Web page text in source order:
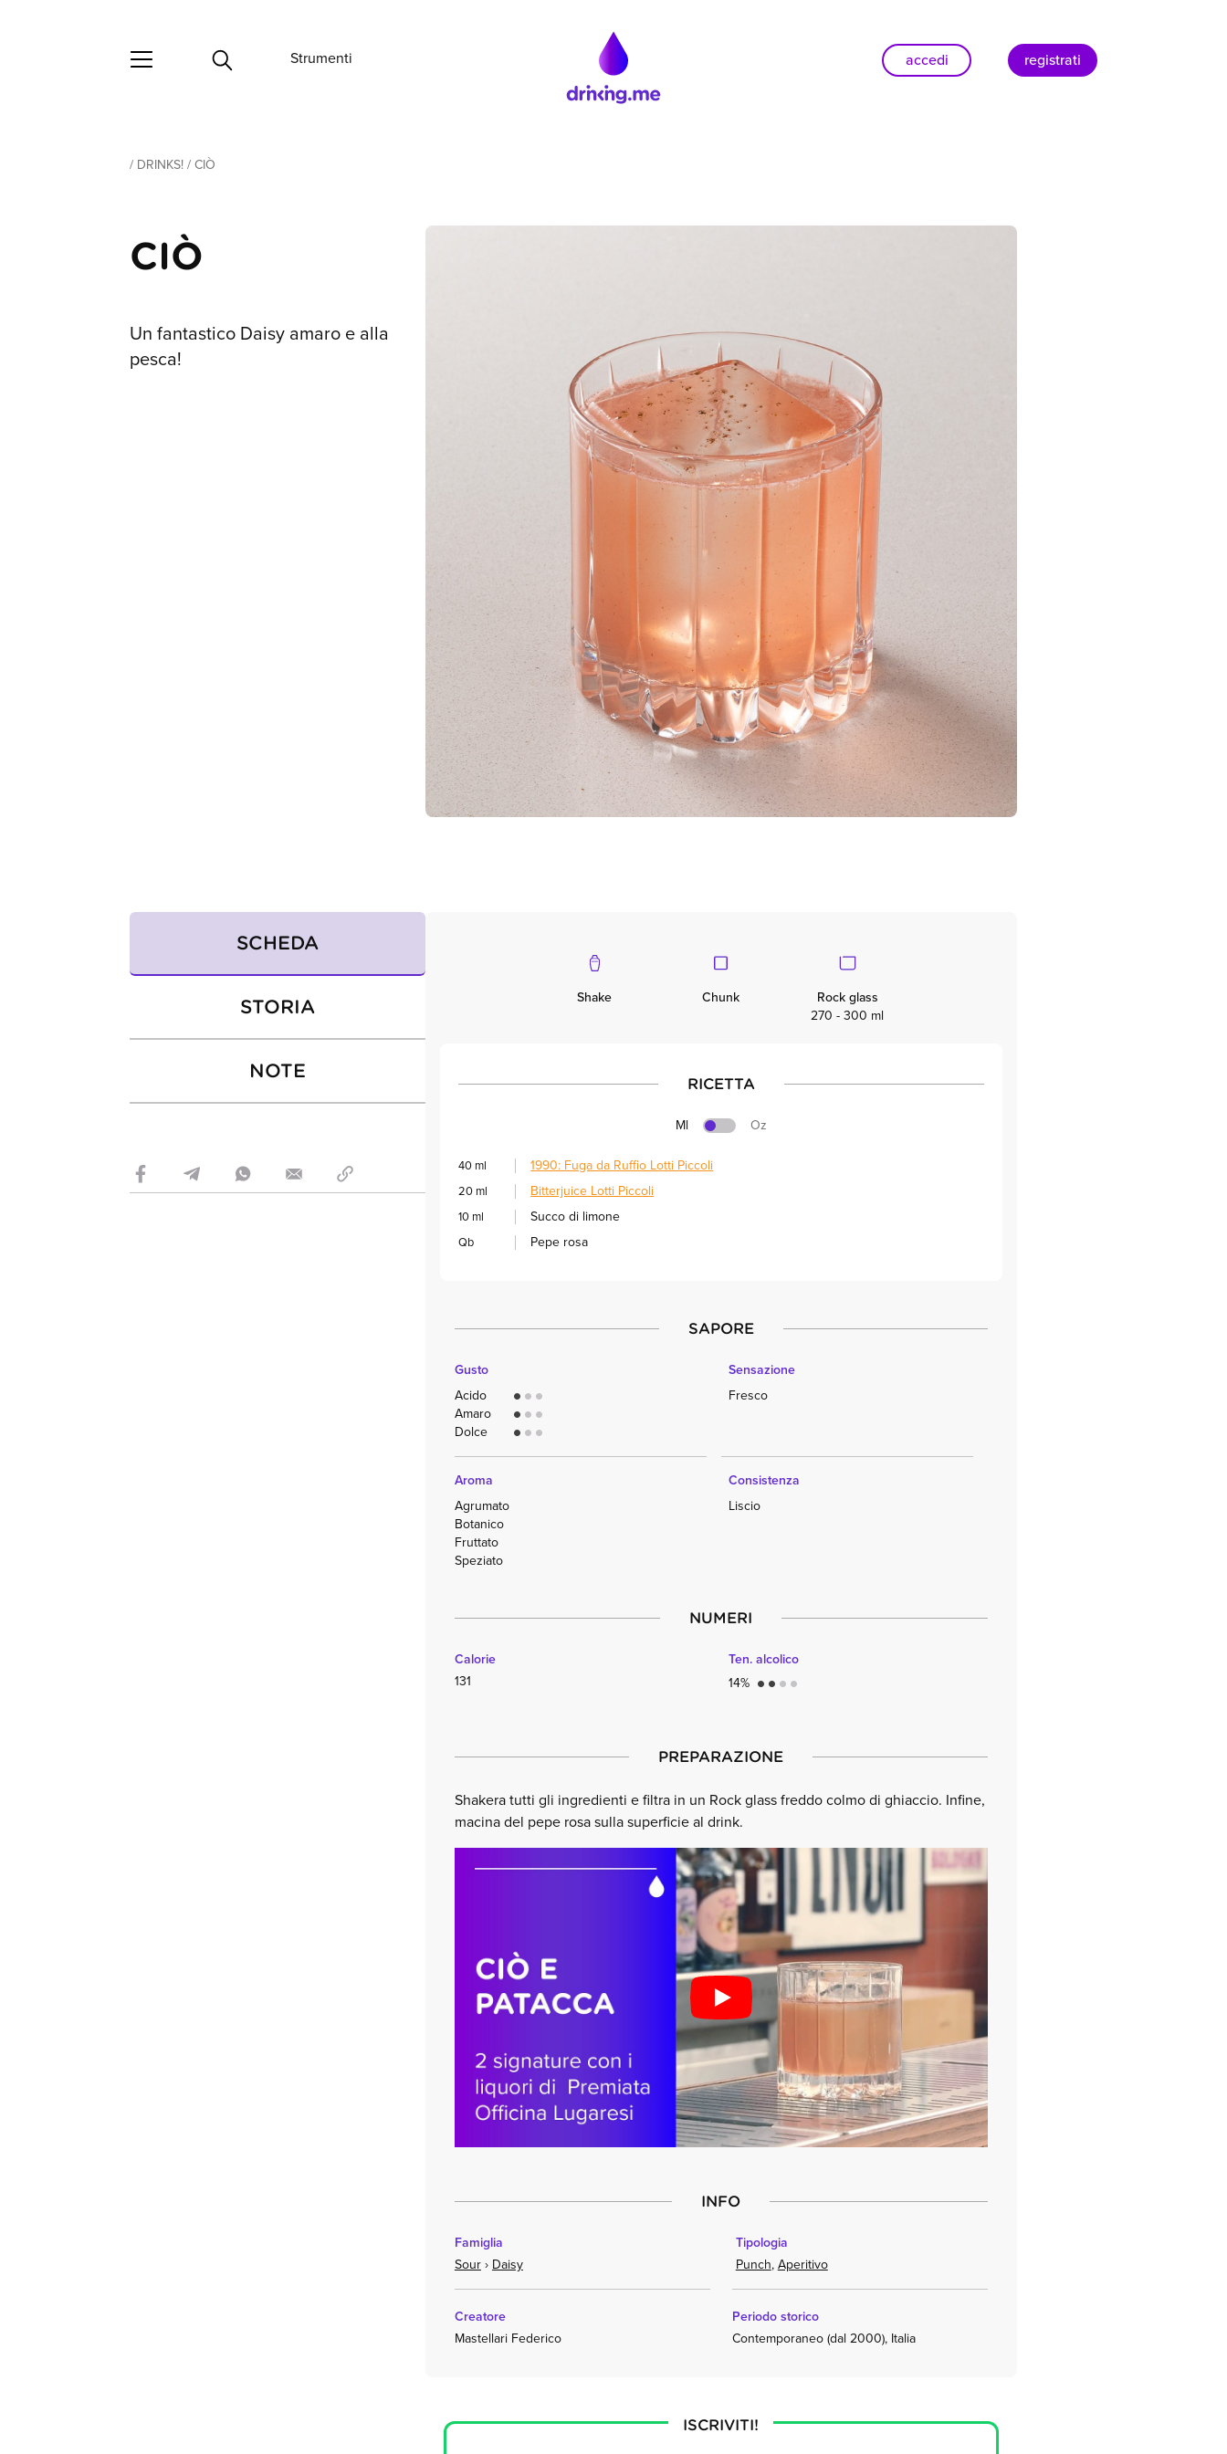
Strumenti accedi registrati
/ DRINKS!/CIÒ
CIÒ
Un fantastico Daisy amaro e alla
pesca!
SCHEDA
STORIA
NOTE
Shake Chunk
Rock glass
270 - 300 ml
RICETTA
Ml Oz
40 ml 1990: Fuga da Ruffio Lotti Piccoli
20 ml Bitterjuice Lotti Piccoli
10 ml Succo di limone
Qb Pepe rosa
SAPORE
Gusto
Acido
circle circle circle
Amaro circle circle circle
Dolce circle circle circle
Sensazione
Fresco
Aroma
Agrumato
Botanico
Fruttato
Speziato
Consistenza
Liscio
NUMERI
Calorie
131
Ten. alcolico
14%
circle circle circle circle
PREPARAZIONE
Shakera tutti gli ingredienti e filtra in un Rock glass freddo colmo di ghiaccio. Infine,
macina del pepe rosa sulla superficie al drink.
INFO
Famiglia
Sour›Daisy
Tipologia
Punch,Aperitivo
Creatore
Mastellari Federico
Periodo storico
Contemporaneo (dal 2000), Italia
ISCRIVITI!